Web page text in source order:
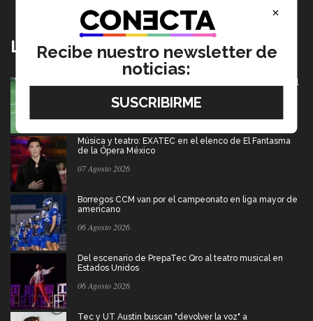
Lo más nuevo
México va por pase olímpico en mundial de flag football
07 Agosto 2026
Música y teatro: EXATEC en el elenco de El Fantasma
de la Ópera México
07 Agosto 2026
Borregos CCM van por el campeonato en liga mayor de
americano
06 Agosto 2026
Del escenario de PrepaTec Qro al teatro musical en
Estados Unidos
06 Agosto 2026
Tec y UT Austin buscan "devolver la voz" a
×
Recibe nuestro newsletter de
noticias: